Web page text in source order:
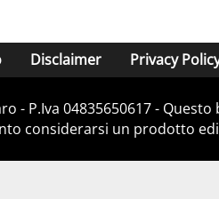
Disclaimer Privacy
- P.Iva 04835650617 -
considerarsi un prodotto